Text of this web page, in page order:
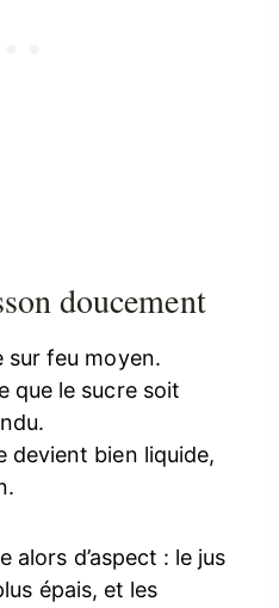
doucement
sur feu moyen.
que le sucre soit
devient bien liquide,
alors d’aspect : le jus
épais, et les